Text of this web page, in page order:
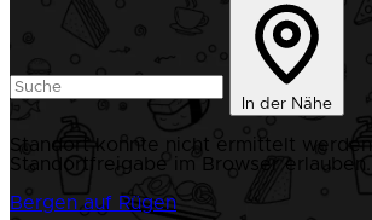
In der Nähe
Standort konnte nicht ermittelt
Standortfreigabe im Browser erlauben.
Bergen auf Rügen